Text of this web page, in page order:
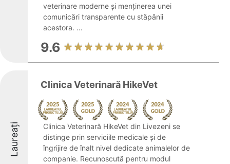
veterinare moderne și menținerea unei
comunicări transparente cu stăpânii
acestora. ...
9.6
Laureați
Clinica Veterinară HikeVet
Clinica Veterinară HikeVet din Livezeni se
distinge prin serviciile medicale și de
îngrijire de înalt nivel dedicate animalelor de
companie. Recunoscută pentru modul